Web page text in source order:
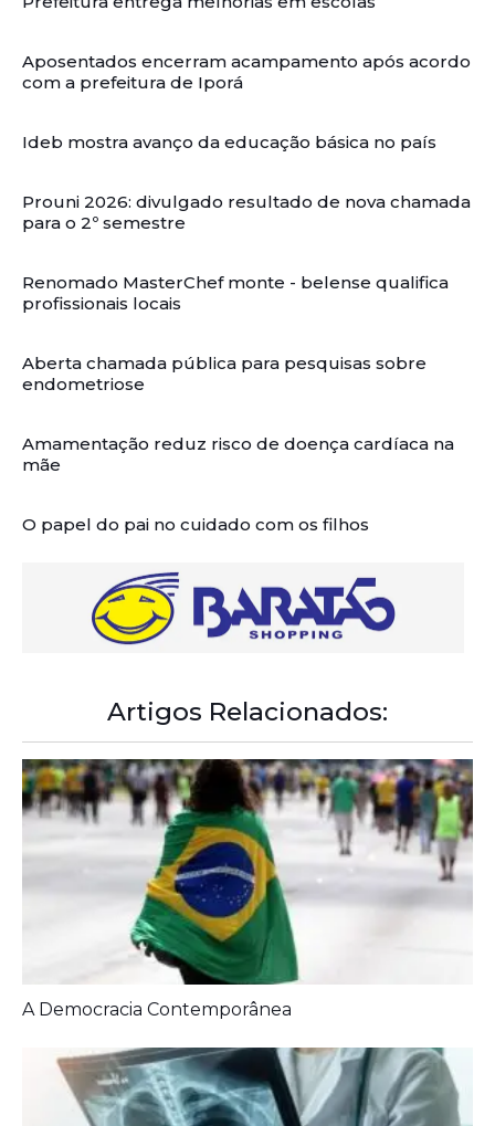
Aposentados encerram acampamento após acordo
com a prefeitura de Iporá
Ideb mostra avanço da educação básica no país
Prouni 2026: divulgado resultado de nova chamada
para o 2º semestre
Renomado MasterChef monte - belense qualifica
profissionais locais
Aberta chamada pública para pesquisas sobre
endometriose
Amamentação reduz risco de doença cardíaca na
mãe
O papel do pai no cuidado com os filhos
Artigos Relacionados: